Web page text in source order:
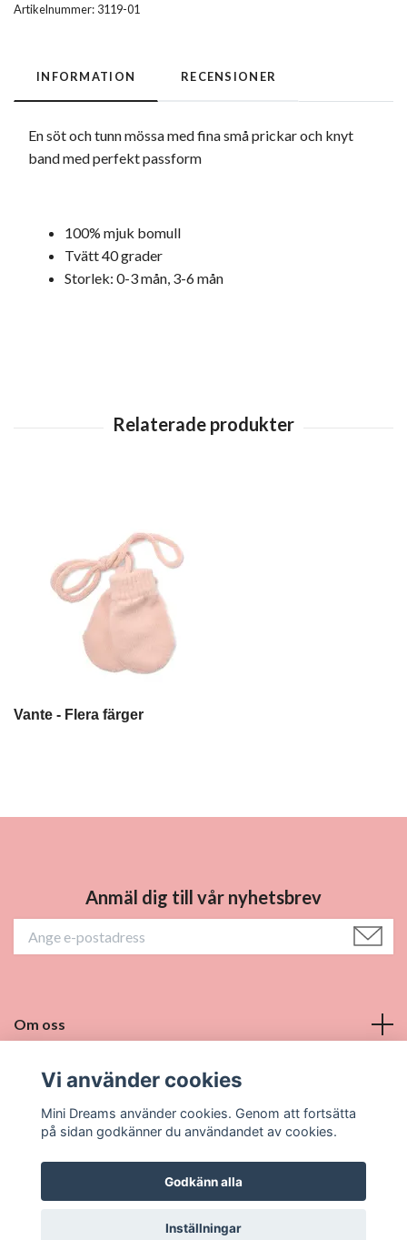
Artikelnummer: 3119-01
INFORMATION RECENSIONER
En söt och tunn mössa med fina små prickar och knyt
band med perfekt passform
100% mjuk bomull
Tvätt 40 grader
Storlek: 0-3 mån, 3-6 mån
Vante - Flera färger
Anmäl dig till vår nyhetsbrev
Om oss
Vill du bli återförsäljare?
Sociala medier
© 2026 Mini Dreams
Vi använder cookies
Mini Dreams använder cookies. Genom att fortsätta
på sidan godkänner du användandet av cookies.
Godkänn alla
Inställningar